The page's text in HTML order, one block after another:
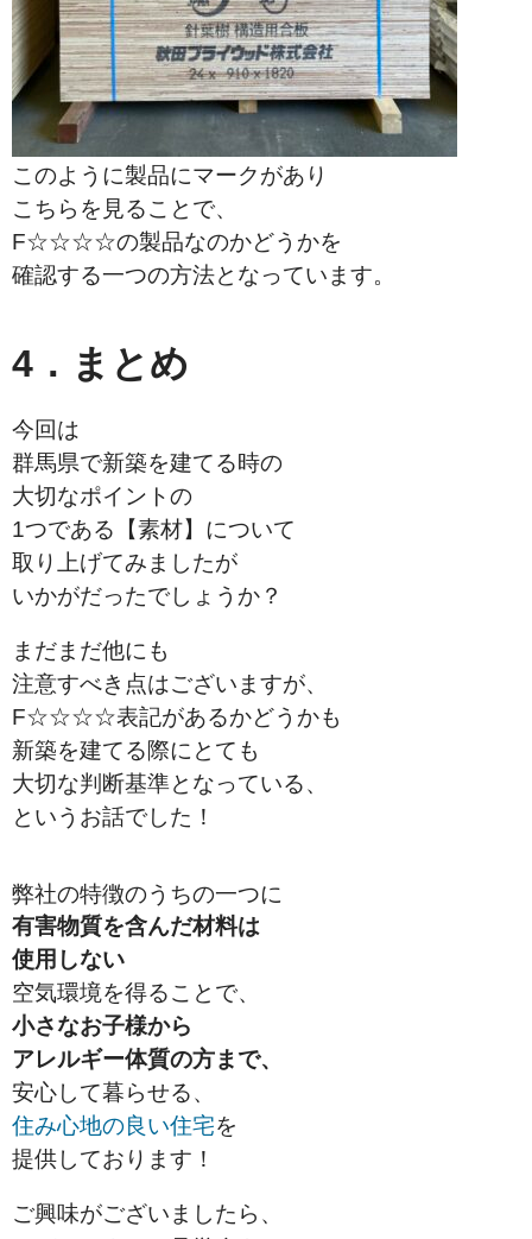
このように製品にマークがあり
こちらを見ることで、
F☆☆☆☆の製品なのかどうかを
確認する一つの方法と なっています。
4．まとめ
今回は
群馬県で新築を建てる時の
大切なポイントの
1つである【素材】について
取り上げてみましたが
いかがだったでしょうか？
まだまだ他にも
注意すべき点はございますが、
F☆☆☆☆表記があるかどうかも
新築を建てる際にとても
大切な判断基準となっている、
というお話でした！
弊社の特徴のうちの一つに
有害物質を含んだ材料は
使用しない
空気環境を得ることで、
小さなお子様から
アレルギー体質の方まで、
安心して暮らせる、
住み心地の良い住宅を
提供しております！
ご興味がございましたら、